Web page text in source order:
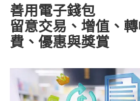
善用電子錢包
留意交易、增值、
費、優惠與獎賞